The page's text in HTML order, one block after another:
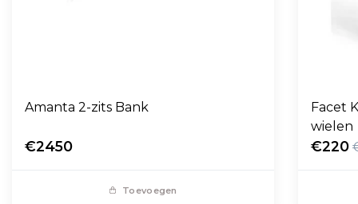
Amanta 2-zits Bank
€2450
Toevoegen
Facet
wielen
€220